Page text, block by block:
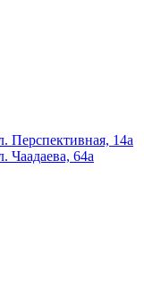
Перспективная, 14а
Чаадаева, 64а